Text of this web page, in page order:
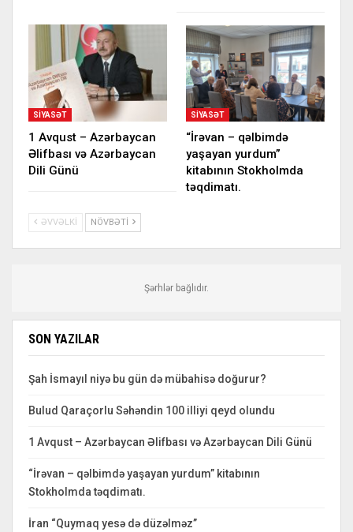
SIYASƏT
1 Avqust – Azərbaycan
Əlifbası və Azərbaycan
Dili Günü
SIYASƏT
“İrəvan – qəlbimdə
yaşayan yurdum”
kitabının Stokholmda
təqdimatı.
ƏVVƏLKI NÖVBƏTI
Şərhlər bağlıdır.
SON YAZILAR
Şah İsmayıl niyə bu gün də mübahisə doğurur?
Bulud Qaraçorlu Səhəndin 100 illiyi qeyd olundu
1 Avqust – Azərbaycan Əlifbası və Azərbaycan Dili Günü
“İrəvan – qəlbimdə yaşayan yurdum” kitabının
Stokholmda təqdimatı.
İran “Quymaq yesə də düzəlməz”